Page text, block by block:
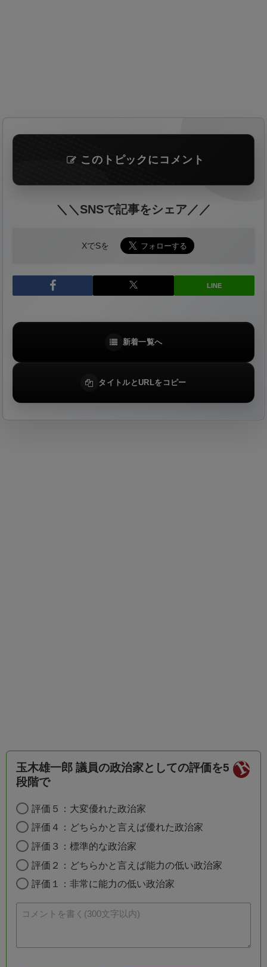
このトピックにコメント
＼＼SNSで記事をシェア／／
XでSを
LINE
新着一覧へ
タイトルとURLをコピー